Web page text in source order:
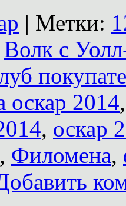
| Метки:
Волк с
оскар 2014
, оскар
, Филомена,